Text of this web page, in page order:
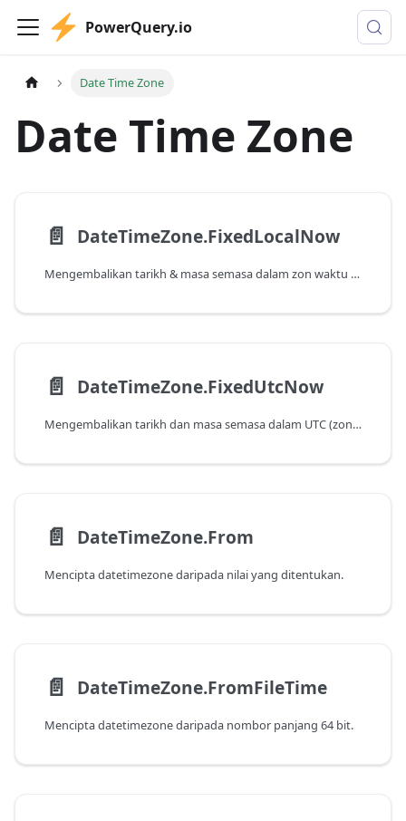
PowerQuery.io
Date Time Zone
Date Time Zone
📄️ DateTimeZone.FixedLocalNow
Mengembalikan tarikh & masa semasa dalam zon waktu tempatan. Nilai ini adalah tetap dan tidak akan berubah dengan panggilan berikutnya.
📄️ DateTimeZone.FixedUtcNow
Mengembalikan tarikh dan masa semasa dalam UTC (zon waktu GMT). Nilai ini adalah tetap dan tidak akan berubah dengan panggilan berikutnya.
📄️ DateTimeZone.From
Mencipta datetimezone daripada nilai yang ditentukan.
📄️ DateTimeZone.FromFileTime
Mencipta datetimezone daripada nombor panjang 64 bit.